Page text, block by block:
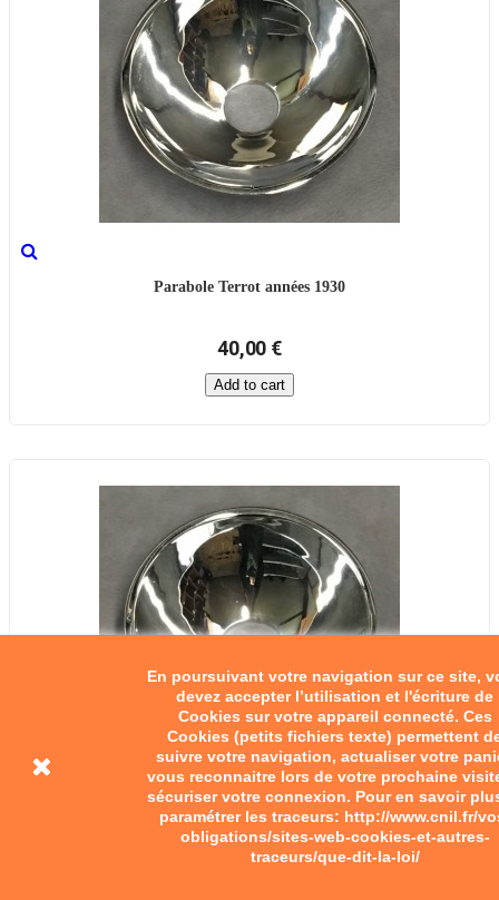
En poursuivant votre navigation sur ce site,
devez accepter l’utilisation et l'écriture de
Cookies sur votre appareil connecté. Ces
Cookies (petits fichiers texte) permettent
suivre votre navigation, actualiser votre
vous reconnaitre lors de votre prochaine
sécuriser votre connexion. Pour en savoir
paramétrer les traceurs: http://www.cnil.fr/
obligations/sites-web-cookies-et-autres-
traceurs/que-dit-la-loi/
Parabole Terrot années 1930
40,00 €
Add to cart